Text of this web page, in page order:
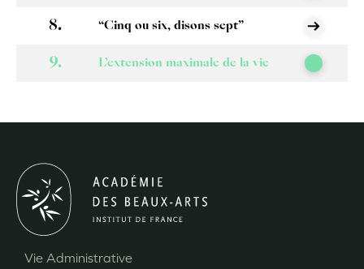
“Cinq ou six, disons sept”
L’extension maximale de la vie
Vie Administrative